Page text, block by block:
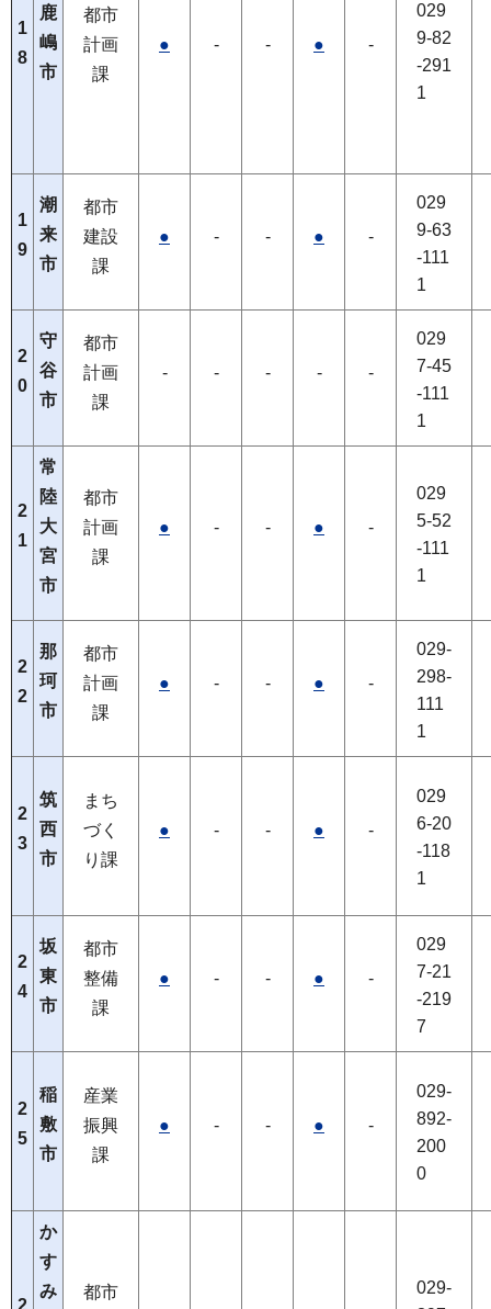
1
8
鹿
嶋
市
都市
計画
課
● - - ● -
029
9-82
-291
1
1
9
潮
来
市
都市
建設
課
● - - ● -
029
9-63
-111
1
2
0
守
谷
市
都市
計画
課
- - - - -
029
7-45
-111
1
2
1
常
陸
大
宮
市
都市
計画
課
● - - ● -
029
5-52
-111
1
2
2
那
珂
市
都市
計画
課
● - - ● -
029-
298-
111
1
2
3
筑
西
市
まち
づく
り課
● - - ● -
029
6-20
-118
1
2
4
坂
東
市
都市
整備
課
● - - ● -
029
7-21
-219
7
2
5
稲
敷
市
産業
振興
課
● - - ● -
029-
892-
200
0
か
す
み
都市
029-